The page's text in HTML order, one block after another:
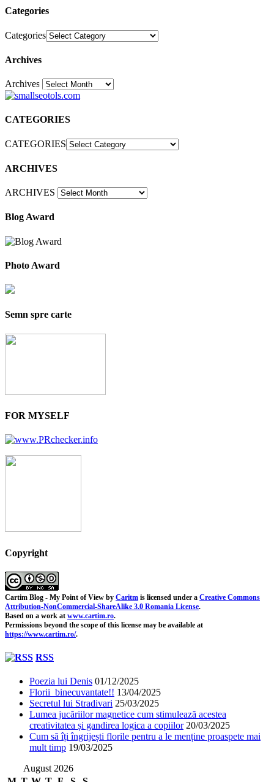
Categories
Categories
Archives
Archives30
CATEGORIES
CATEGORIES
ARCHIVES
ARCHIVES
Blog Award
Photo Award
Semn spre carte
FOR MYSELF
Copyright
Cartim Blog - My Point of View by Caritm is licensed under a Creative Commons
Attribution-NonCommercial-ShareAlike 3.0 Romania License.
Based on a work at www.cartim.ro.
Permissions beyond the scope of this license may be available at
https://www.cartim.ro/.
RSS
Poezia lui Denis 01/12/2025
Florii binecuvantate!! 13/04/2025
Secretul lui Stradivari 25/03/2025
Lumea jucăriilor magnetice cum stimulează acestea
creativitatea și gandirea logica a copiilor 20/03/2025
Cum să îți îngrijești florile pentru a le menține proaspete mai
mult timp 19/03/2025
August 2026